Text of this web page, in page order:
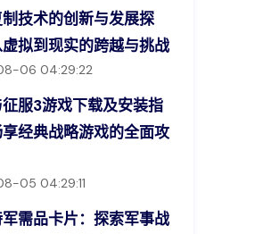
技术的创新与发展探
拟到现实的跨越与挑战
06 04:29:22
服3游戏下载及安装指
经典战略游戏的全面攻
05 04:29:11
需品卡片：探索军事战